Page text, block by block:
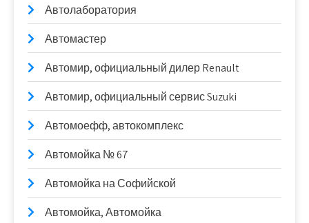
Автолаборатория
Автомастер
Автомир, официальный дилер Renault
Автомир, официальный сервис Suzuki
Автомоефф, автокомплекс
Автомойка № 67
Автомойка на Софийской
Автомойка, Автомойка